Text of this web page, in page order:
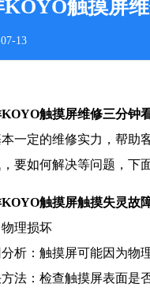
KOYO触摸屏
13
触摸屏维修三分钟
本一定的维修实力，帮助
要如何解决等问题，下
触摸屏触摸失灵故
理损坏
分析：触摸屏可能因为物
法：检查触摸屏表面是